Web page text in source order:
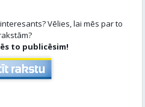
Vēlies, lai mēs par to
to publicēsim!